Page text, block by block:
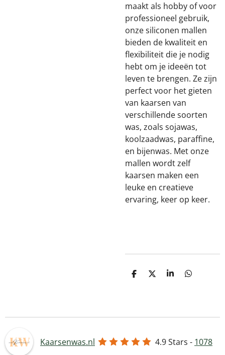
maakt als hobby of voor
professioneel gebruik,
onze siliconen mallen
bieden de kwaliteit en
flexibiliteit die je nodig
hebt om je ideeën tot
leven te brengen. Ze zijn
perfect voor het gieten
van kaarsen van
verschillende soorten
was, zoals sojawas,
koolzaadwas, paraffine,
en bijenwas. Met onze
mallen wordt zelf
kaarsen maken een
leuke en creatieve
ervaring, keer op keer.
D
D
S
D
Kaarsenwas.nl 4.9Stars - 1078